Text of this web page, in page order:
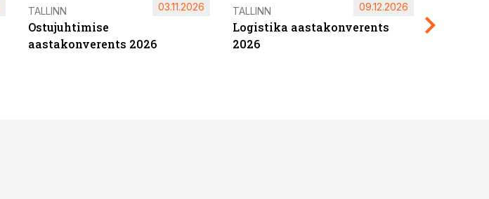
TALLINN
Ostujuhtimise
aastakonverents 2026
03.11.2026 TALLINN
Logistika aastakonverents
2026
09.12.2026